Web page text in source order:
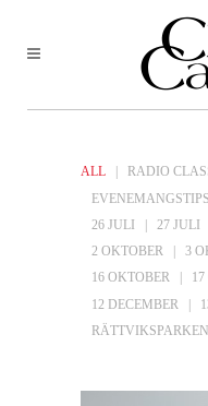
ALL
RADIO
EVENEMANGSTIPS
26 JULI
27 JULI
2 OKTOBER
3
16 OKTOBER
12 DECEMBER
RÄTTVIKSPARKEN